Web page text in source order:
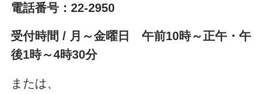
電話番号：22-2950
受付時間 / 月～金曜日 午前10時～正午・午
後1時～4時30分
または、